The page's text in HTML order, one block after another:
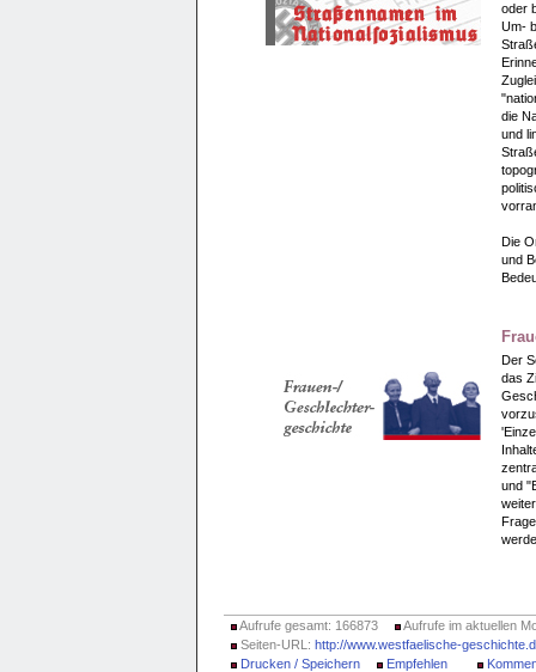
oder
Um-
die
und
Die
und
Der
das
und
Aufrufe gesamt: 166873
Aufrufe im aktuellen
Seiten-URL: http://www.westfaelische-
Drucken / Speichern
Empfehlen